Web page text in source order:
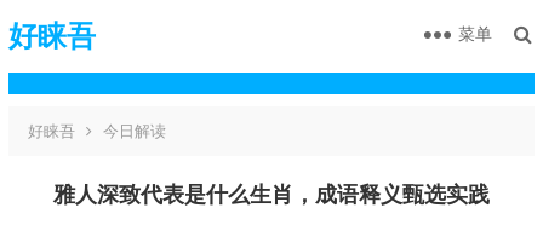
好睐吾 菜单
好睐吾 今日解读
雅人深致代表是什么生肖，成语释义甄选实践